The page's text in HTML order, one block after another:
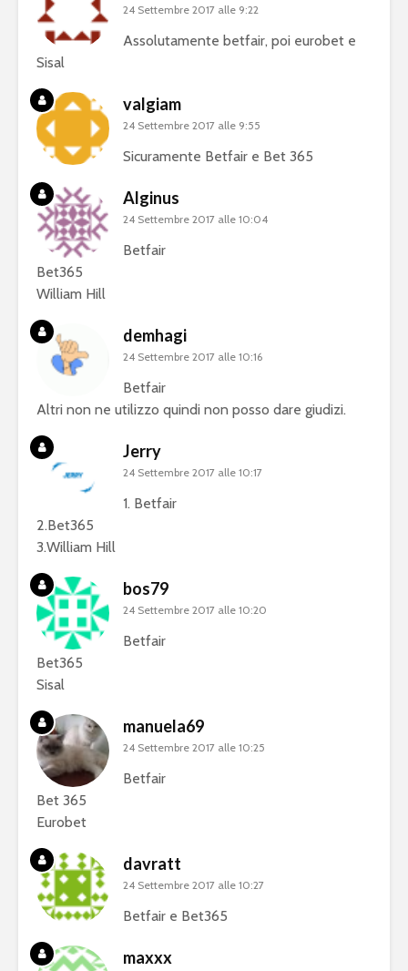
24 Settembre 2017 alle 9:22
Assolutamente betfair, poi eurobet e
Sisal
valgiam
24 Settembre 2017 alle 9:55
Sicuramente Betfair e Bet 365
Alginus
24 Settembre 2017 alle 10:04
Betfair
Bet365
William Hill
demhagi
24 Settembre 2017 alle 10:16
Betfair
Altri non ne utilizzo quindi non posso dare giudizi.
Jerry
24 Settembre 2017 alle 10:17
1. Betfair
2.Bet365
3.William Hill
bos79
24 Settembre 2017 alle 10:20
Betfair
Bet365
Sisal
manuela69
24 Settembre 2017 alle 10:25
Betfair
Bet 365
Eurobet
davratt
24 Settembre 2017 alle 10:27
Betfair e Bet365
maxxx